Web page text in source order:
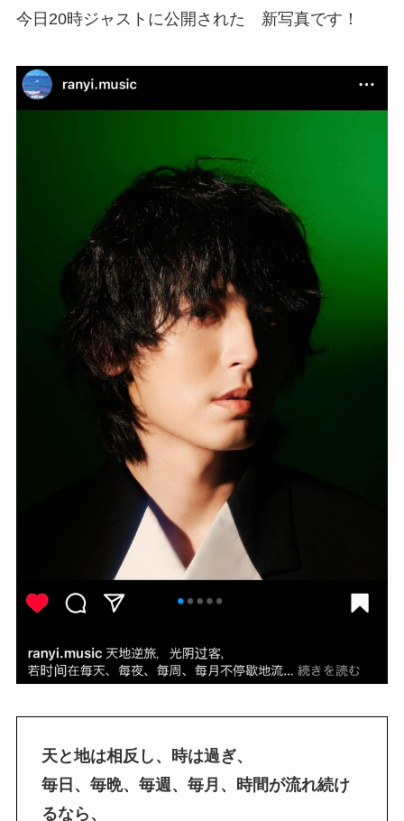
今日20時ジャストに公開された 新写真です！
天と地は相反し、時は過ぎ、
毎日、毎晩、毎週、毎月、時間が流れ続け
るなら、